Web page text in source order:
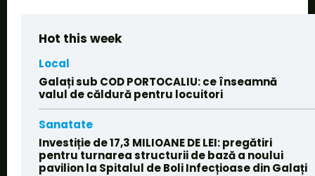
Hot this week
Local
Galați sub COD PORTOCALIU: ce înseamnă
valul de căldură pentru locuitori
Sanatate
Investiție de 17,3 MILIOANE DE LEI: pregătiri
pentru turnarea structurii de bază a noului
pavilion la Spitalul de Boli Infecțioase din Galați